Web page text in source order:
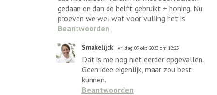
gedaan en dan de helft gebruikt + honing. Nu
proeven we wel wat voor vulling het is
Beantwoorden
Smakelijck vrijdag 09 okt 2020 om 12:25
Dat is me nog niet eerder opgevallen.
Geen idee eigenlijk, maar zou best
kunnen.
Beantwoorden